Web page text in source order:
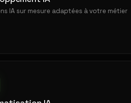
IA sur mesure adaptées à votre métier